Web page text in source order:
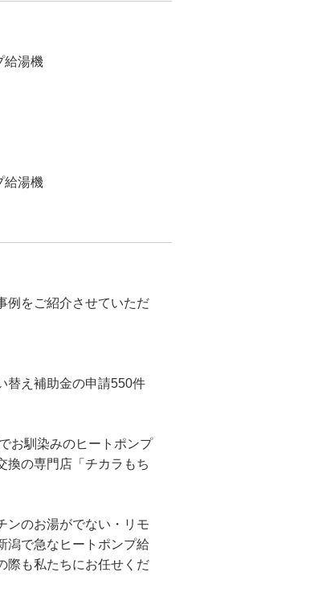
湯機
湯機
例をご紹介させていただ
替え補助金の申請550件
お馴染みのヒートポンプ
換の専門店「チカラもち
ンのお湯がでない・リモ
潟で急なヒートポンプ給
際も私たちにお任せくだ